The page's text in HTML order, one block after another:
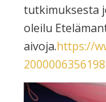
tutkimuksesta
oleilu
aivoja.https://